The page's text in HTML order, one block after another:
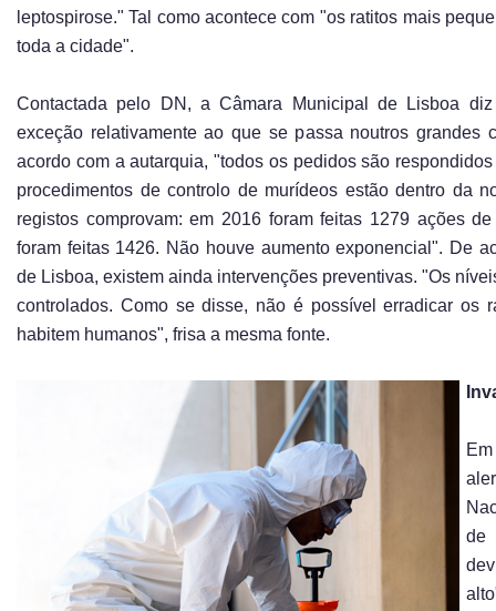
leptospirose." Tal como acontece com "os ratitos mais
toda a cidade".
Contactada pelo DN, a Câmara Municipal de Lisboa
exceção relativamente ao que se passa noutros grandes
acordo com a autarquia, "todos os pedidos são
procedimentos de controlo de murídeos estão dentro da
registos comprovam: em 2016 foram feitas 1279 ações
foram feitas 1426. Não houve aumento exponencial". De
de Lisboa, existem ainda intervenções preventivas. "Os
controlados. Como se disse, não é possível erradicar os
habitem humanos", frisa a mesma fonte.
de